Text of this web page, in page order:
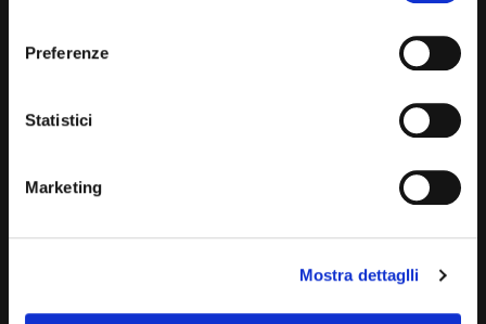
tutti” o selezionando le diverse categorie di cookies
Preferenze
Statistici
Marketing
Mostra dettaglli
info@carspecialist.eu